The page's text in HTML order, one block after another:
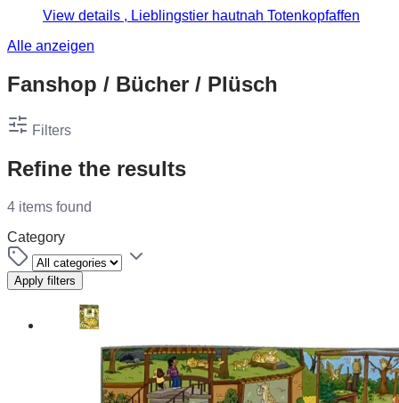
View details , Lieblingstier hautnah Totenkopfaffen
Alle anzeigen
Fanshop / Bücher / Plüsch
Filters
Refine the results
4 items found
Category
Apply filters